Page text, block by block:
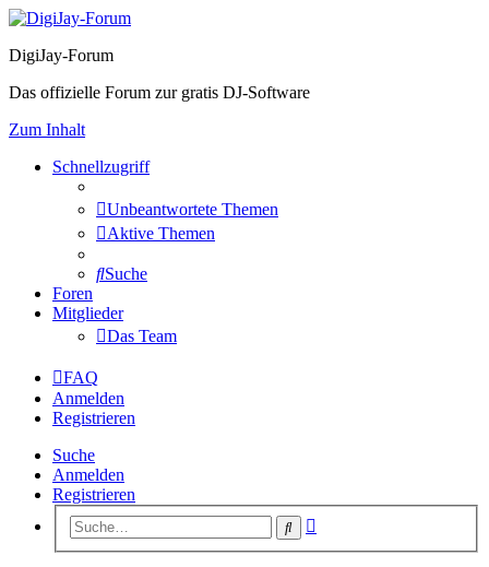
DigiJay-Forum
Das offizielle Forum zur gratis DJ-Software
Zum Inhalt
Schnellzugriff
Unbeantwortete Themen
Aktive Themen
Suche
Foren
Mitglieder
Das Team
FAQ
Anmelden
Registrieren
Suche
Anmelden
Registrieren
Suche